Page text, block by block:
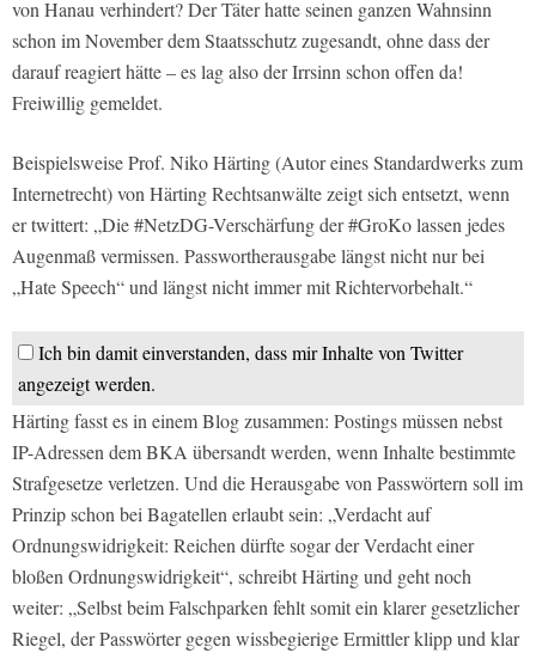
von Hanau verhindert? Der Täter hatte seinen ganzen Wahnsinn
schon im November dem Staatsschutz zugesandt, ohne dass der
darauf reagiert hätte – es lag also der Irrsinn schon offen da!
Freiwillig gemeldet.
Beispielsweise Prof. Niko Härting (Autor eines Standardwerks zum
Internetrecht) von Härting Rechtsanwälte zeigt sich entsetzt, wenn
er twittert: „Die #NetzDG-Verschärfung der #GroKo lassen jedes
Augenmaß vermissen. Passwortherausgabe längst nicht nur bei
„Hate Speech“ und längst nicht immer mit Richtervorbehalt.“
Ich bin damit einverstanden, dass mir Inhalte von Twitter
angezeigt werden.
Härting fasst es in einem Blog zusammen: Postings müssen nebst
IP-Adressen dem BKA übersandt werden, wenn Inhalte bestimmte
Strafgesetze verletzen. Und die Herausgabe von Passwörtern soll im
Prinzip schon bei Bagatellen erlaubt sein: „Verdacht auf
Ordnungswidrigkeit: Reichen dürfte sogar der Verdacht einer
bloßen Ordnungswidrigkeit“, schreibt Härting und geht noch
weiter: „Selbst beim Falschparken fehlt somit ein klarer gesetzlicher
Riegel, der Passwörter gegen wissbegierige Ermittler klipp und klar